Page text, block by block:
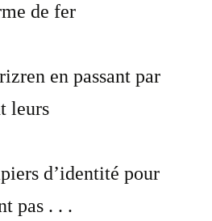
de fer
en passant par
leurs
d’identité pour
pas . . .